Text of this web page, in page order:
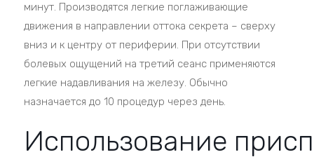
минут. Производятся легкие поглаживающие
движения в направлении оттока секрета – сверху
вниз и к центру от периферии. При отсутствии
болевых ощущений на третий сеанс применяются
легкие надавливания на железу. Обычно
назначается до 10 процедур через день.
Использование